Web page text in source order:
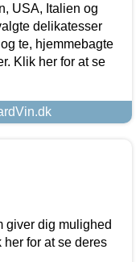
USA, Italien og
delikatesser
te, hjemmebagte
Klik her for at se
giver dig mulighed
for at se deres